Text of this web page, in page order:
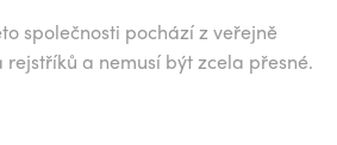
společnosti pochází z veřejně
a nemusí být zcela přesné.